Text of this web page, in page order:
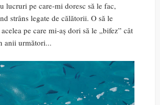
lucruri pe care-mi doresc să le fac,
strâns legate de călătorii. O să le
pe care mi-aș dori să le „bifez” cât
anii următori...